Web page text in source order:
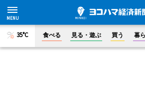
35°C 食べる 見る・遊ぶ 買う 暮